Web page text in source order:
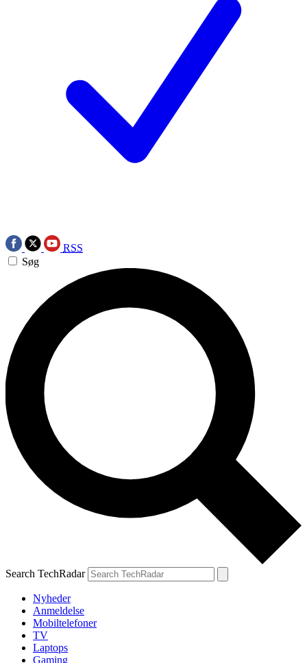
RSS
Søg
Search TechRadar
Nyheder
Anmeldelse
Mobiltelefoner
TV
Laptops
Gaming